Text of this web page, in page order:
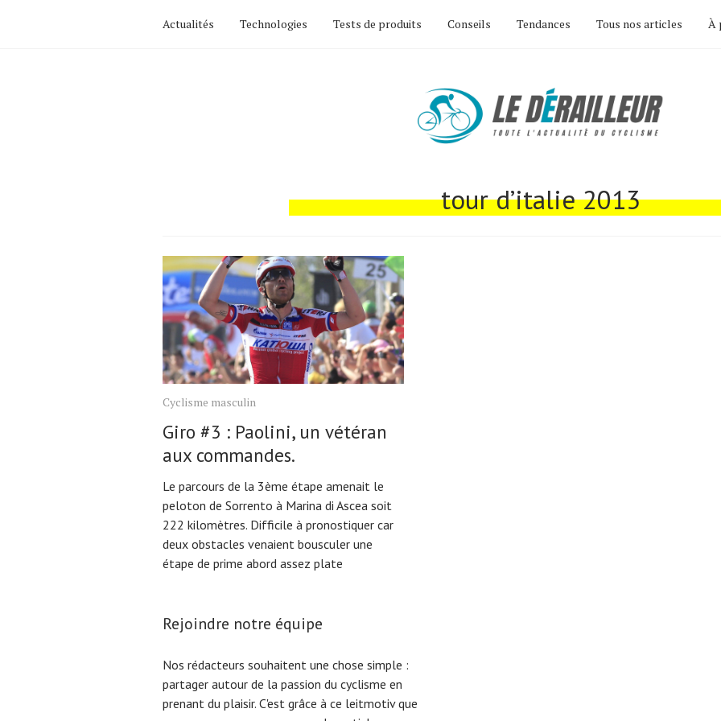
Actualités Technologies Tests de produits Conseils Tendances Tous nos articles À
tour d’italie 2013
Cyclisme masculin
Giro #3 : Paolini, un vétéran
aux commandes.
Le parcours de la 3ème étape amenait le
peloton de Sorrento à Marina di Ascea soit
222 kilomètres. Difficile à pronostiquer car
deux obstacles venaient bousculer une
étape de prime abord assez plate
Rejoindre notre équipe
Nos rédacteurs souhaitent une chose simple :
partager autour de la passion du cyclisme en
prenant du plaisir. C'est grâce à ce leitmotiv que